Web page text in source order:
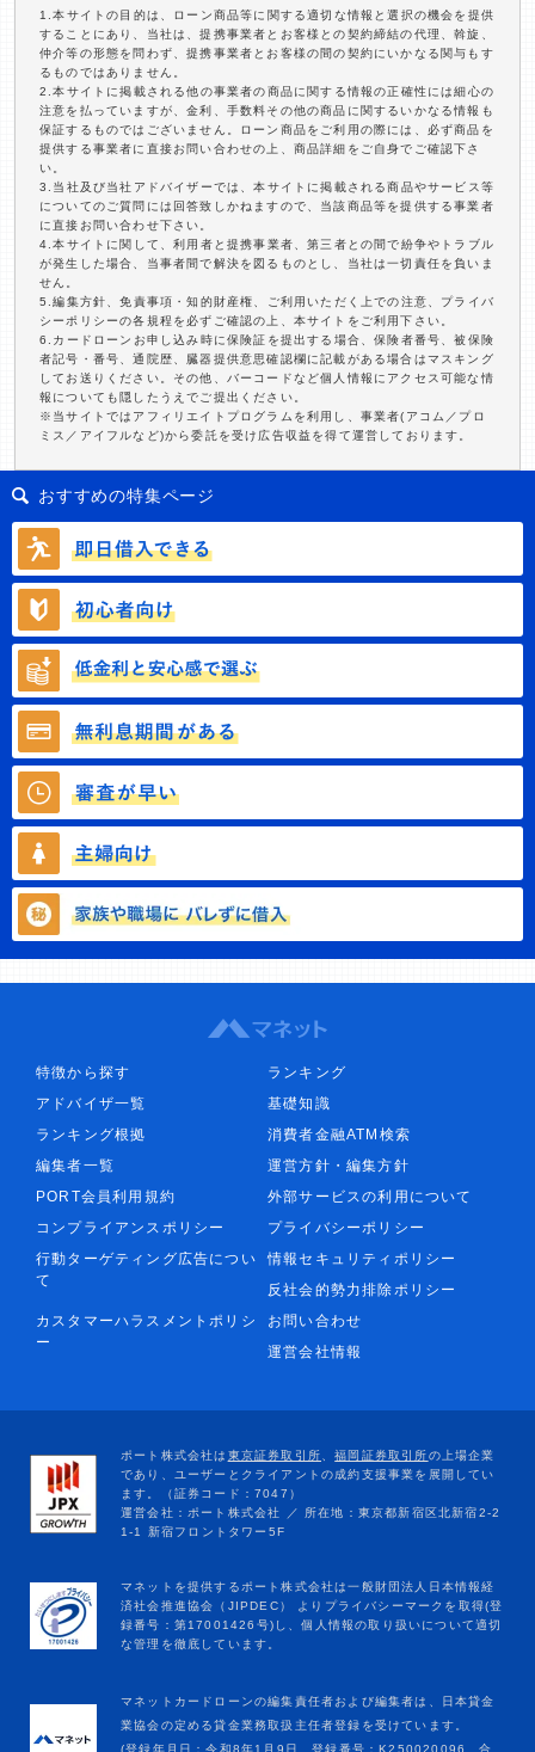
1.本サイトの目的は、ローン商品等に関する適切な情報と選択の機会を提供
することにあり、当社は、提携事業者とお客様との契約締結の代理、斡旋、
仲介等の形態を問わず、提携事業者とお客様の間の契約にいかなる関与もす
るものではありません。
2.本サイトに掲載される他の事業者の商品に関する情報の正確性には細心の
注意を払っていますが、金利、手数料その他の商品に関するいかなる情報も
保証するものではございません。ローン商品をご利用の際には、必ず商品を
提供する事業者に直接お問い合わせの上、商品詳細をご自身でご確認下さ
い。
3.当社及び当社アドバイザーでは、本サイトに掲載される商品やサービス等
についてのご質問には回答致しかねますので、当該商品等を提供する事業者
に直接お問い合わせ下さい。
4.本サイトに関して、利用者と提携事業者、第三者との間で紛争やトラブル
が発生した場合、当事者間で解決を図るものとし、当社は一切責任を負いま
せん。
5.編集方針、免責事項・知的財産権、ご利用いただく上での注意、プライバ
シーポリシーの各規程を必ずご確認の上、本サイトをご利用下さい。
6.カードローンお申し込み時に保険証を提出する場合、保険者番号、被保険
者記号・番号、通院歴、臓器提供意思確認欄に記載がある場合はマスキング
してお送りください。その他、バーコードなど個人情報にアクセス可能な情
報についても隠したうえでご提出ください。
※当サイトではアフィリエイトプログラムを利用し、事業者(アコム／プロ
ミス／アイフルなど)から委託を受け広告収益を得て運営しております。
おすすめの特集ページ
特徴から探す
ランキング
アドバイザ一覧
基礎知識
ランキング根拠
消費者金融ATM検索
編集者一覧
運営方針・編集方針
PORT会員利用規約
外部サービスの利用について
コンプライアンスポリシー
プライバシーポリシー
行動ターゲティング広告につい
て
情報セキュリティポリシー
反社会的勢力排除ポリシー
カスタマーハラスメントポリシ
ー
お問い合わせ
運営会社情報
マネットカードローンの編集責任者および編集者は、日本貸金
業協会の定める貸金業務取扱主任者登録を受けています。
(登録年月日：令和8年1月9日、登録番号：K250020096、合